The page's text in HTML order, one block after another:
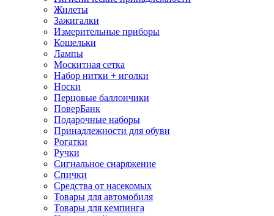
Жилеты
Зажигалки
Измерительные приборы
Кошельки
Лампы
Москитная сетка
Набор нитки + иголки
Носки
Перцовые баллончики
ПоверБанк
Подарочные наборы
Принадлежности для обуви
Рогатки
Ручки
Сигнальное снаряжение
Спички
Средства от насекомых
Товары для автомобиля
Товары для кемпинга